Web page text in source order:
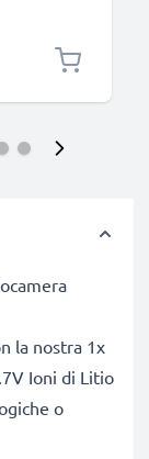
la nostra 1x
Ioni di Litio
o